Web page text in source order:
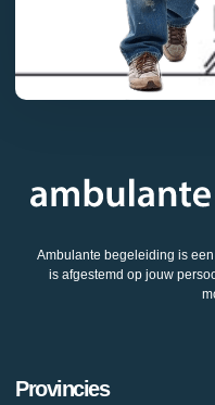
Ambulante begeleiding is
is afgestemd op jouw
Provincies